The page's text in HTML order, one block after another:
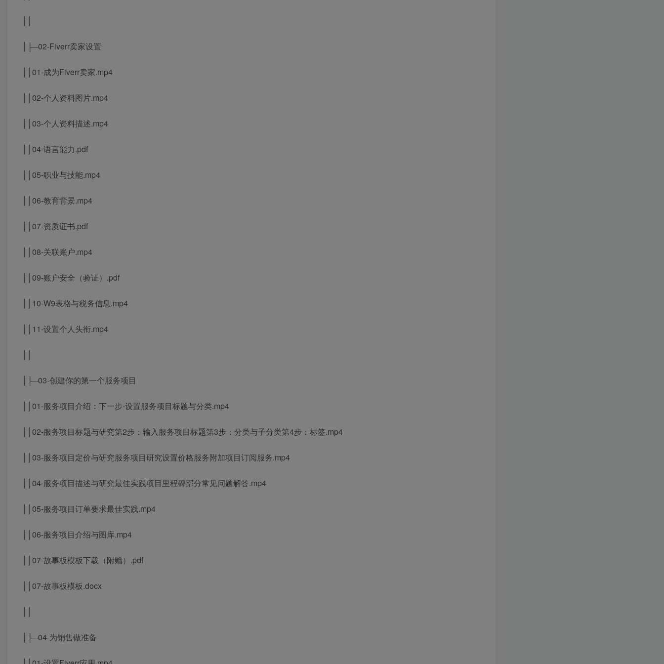
│├─02-Fiverr卖家设置
││01-成为Fiverr卖家.mp4
││02-个人资料图片.mp4
││03-个人资料描述.mp4
││04-语言能力.pdf
││05-职业与技能.mp4
││06-教育背景.mp4
││07-资质证书.pdf
││08-关联账户.mp4
││09-账户安全（验证）.pdf
││10-W9表格与税务信息.mp4
││11-设置个人头衔.mp4
│├─03-创建你的第一个服务项目
││01-服务项目介绍：下一步-设置服务项目标题与分类.mp4
││02-服务项目标题与研究第2步：输入服务项目标题第3步：分类与子分类第4步：标签.mp4
││03-服务项目定价与研究服务项目研究设置价格服务附加项目订阅服务.mp4
││04-服务项目描述与研究最佳实践项目里程碑部分常见问题解答.mp4
││05-服务项目订单要求最佳实践.mp4
││06-服务项目介绍与图库.mp4
││07-故事板模板下载（附赠）.pdf
││07-故事板模板.docx
│├─04-为销售做准备